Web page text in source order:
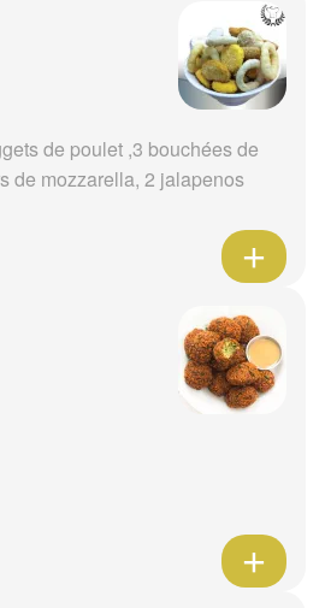
de poulet ,3 bouchées de
de mozzarella, 2 jalapenos